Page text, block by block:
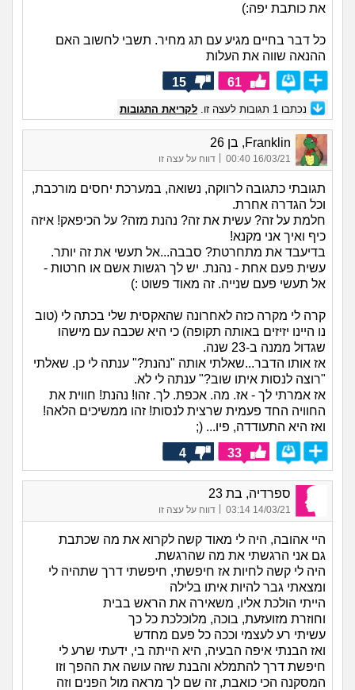
את כותבת יפה:)
כל דבר בחיים מגיע עם תג מחיר. תשבי לחשוב האם
ההנאה שווה את העלות
61
15
נכתבו 1 תגובות לעצה זו. לקריאת התגובות
Franklin, בן 26
16/03/21 00:40
| דווח על עצה זו
תגובתי כתגובה לרווקה, נשואה, במערכת יחסים מורכבת,
וכל הגדרה אחרת.
חלמת על זה? עשית את זה? נהנת מזה? על הכיפאק! איזה
כיף ואיך אני מקנא!
בדיעבד את מתחרטת? סבבה...אל תעשי את זה יותר.
עשית פעם אחת - נהנת. יש לך רגשות אשם או חרטות -
אל תעשי פעם שנייה. זה מאוד פשוט :)
קרה לי מקרה כזה לאחרונה שהאקסית שלי בכתה לי (טוב
נו היינו יזיזים באותה תקופה) כי היא שכבה עם מישהו
שגדול ממנה ב-23 שנה.
אז אותו הדבר...שאלתי אותה "נהנת?" ענתה לי כן. שאלתי
"רוצה לנסות איתו שוב?" ענתה לי לא.
אז אמרתי לך - אז. מה. אכפת. לך. זהו! נהנת! חווית את
החוויה החד פעמית שרצית לנסות! זהו ממשיכים הלאה!
ואז היא התעודדה, פיו... (;
33
4
ספרדיה, בת 23
14/03/21 03:14 דווח על עצה זו
היי אהובה, היה לי מאוד קשה לקרוא את מה שכתבת
גם אני הרגשתי את מה שהרגשת.
היה לי קשה לחיות אז חיפשתי, חיפשתי דרך שתהיה לי
ומצאתי גבר להיות איתו בלילה
הייתי הולכת אליו, משאירה את הראש בבית
וחוזרת מזועזעת, בוכה, מלוכלכת כל כך
עשיתי רע לעצמי וככה כל פעם מחדש
ואז הבנתי איפה הבעיה, היא הייתה בי, ידעתי שרע לי
חיפשת דרך להתמלא והבנת שזה עושה את ההפך וזו
המסקנה הכי כואבת, זה שם לך מראה מול הפנים וזה